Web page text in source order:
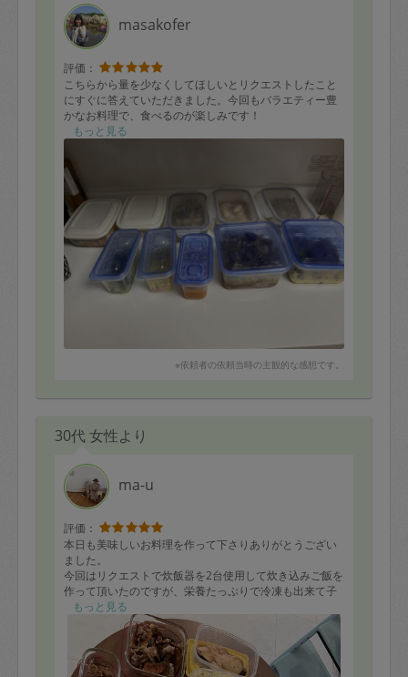
masakofer
評価：
こちらから量を少なくしてほしいとリクエストしたこと
にすぐに答えていただきました。今回もバラエティー豊
かなお料理で、食べるのが楽しみです！
もっと見る
※依頼者の依頼当時の主観的な感想です。
30代 女性より
ma-u
評価：
本日も美味しいお料理を作って下さりありがとうござい
ました。
今回はリクエストで炊飯器を2台使用して炊き込みご飯を
作って頂いたのですが、栄養たっぷりで冷凍も出来て子
供も野菜を簡単に取れて素晴らしいです⭐︎沢山作って頂い
た豚汁も大人気で昼間出来上がってから夫婦で一日中お
やつの様にちょこちょこ頂き、夜には食べきっておりま
した。
またよろしくお願い致します⭐︎
もっと見る